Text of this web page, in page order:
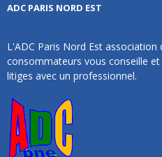
ADC PARIS NORD EST
L'ADC Paris Nord Est association
consommateurs vous conseille
litiges avec un professionnel.